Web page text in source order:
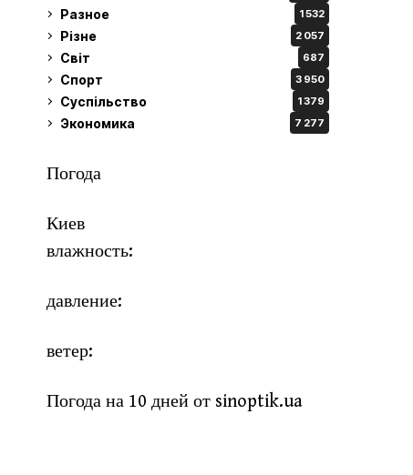
Разное 1 532
Різне 2 057
Світ 687
Спорт 3 950
Суспільство 1 379
Экономика 7 277
Погода
Киев
влажность:
давление:
ветер:
Погода на 10 дней от sinoptik.ua